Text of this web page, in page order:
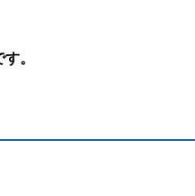
店舗情報・アクセス
。